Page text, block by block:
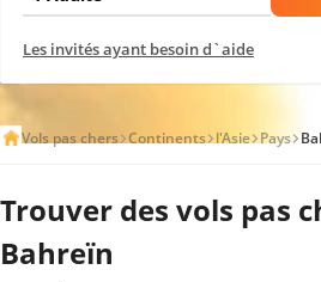
Les invités ayant besoin d`aide
Vols pas chers Continents l'Asie Pays
Trouver des vols pas
Bahreïn